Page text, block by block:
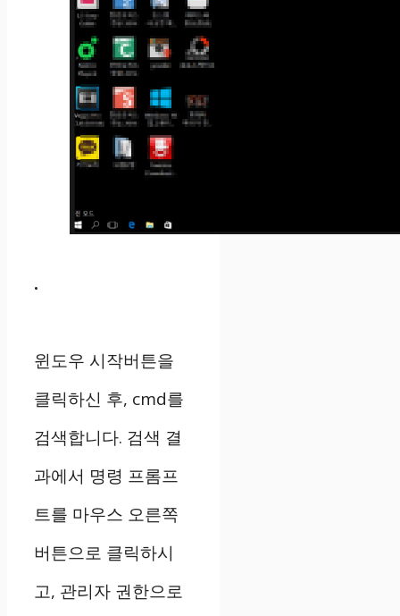
.
윈도우 시작버튼을
클릭하신 후, cmd를
검색합니다. 검색 결
과에서 명령 프롬프
트를 마우스 오른쪽
버튼으로 클릭하시
고, 관리자 권한으로